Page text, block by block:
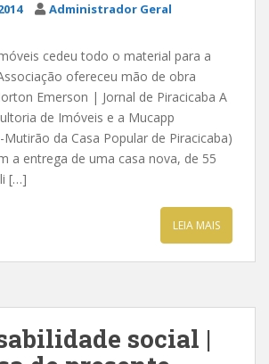
Administrador Geral
cedeu todo o material para a
ofereceu mão de obra
Emerson | Jornal de Piracicaba A
de Imóveis e a Mucapp
da Casa Popular de Piracicaba)
a entrega de uma casa nova, de 55
[…]
LEIA MAIS
social |